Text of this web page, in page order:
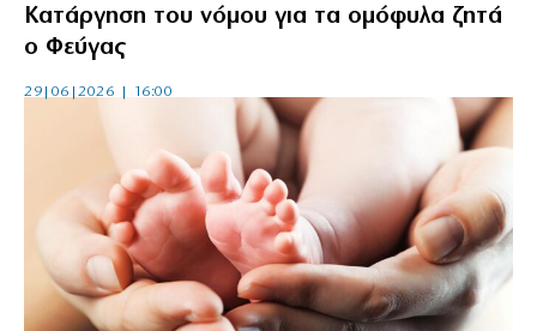
Κατάργηση του νόμου για τα ομόφυλα ζητά
ο Φεύγας
29|06|2026 | 16:00